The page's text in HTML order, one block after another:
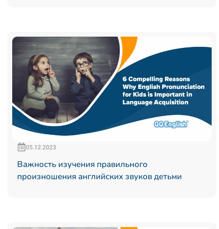
05.12.2023
Важность изучения правильного
произношения английских звуков детьми